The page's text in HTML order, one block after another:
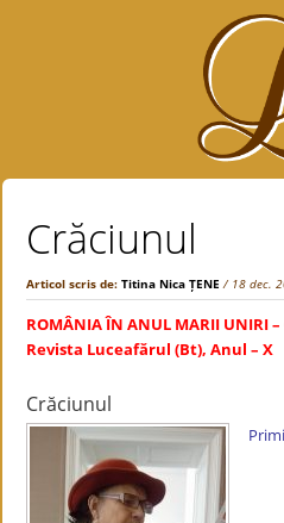
Crăciunul
Articol scris de:Titina Nica ȚENE / 18 dec.
ROMÂNIA ÎN ANUL MARII UNIRI –
Revista Luceafărul (Bt), Anul – X
Crăciunul